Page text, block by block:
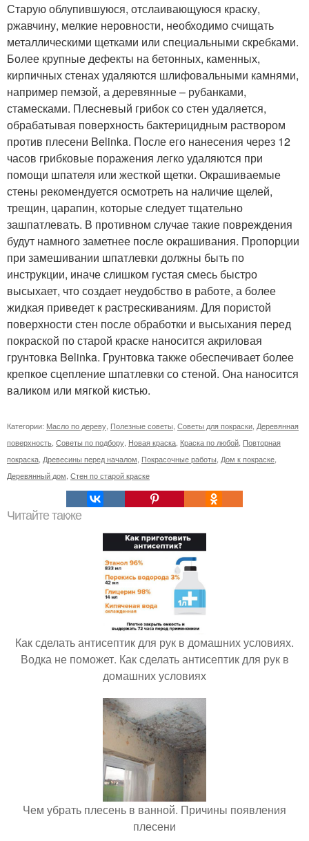
Старую облупившуюся, отслаивающуюся краску,
ржавчину, мелкие неровности, необходимо счищать
металлическими щетками или специальными скребками.
Более крупные дефекты на бетонных, каменных,
кирпичных стенах удаляются шлифовальными камнями,
например пемзой, а деревянные – рубанками,
стамесками. Плесневый грибок со стен удаляется,
обрабатывая поверхность бактерицидным раствором
против плесени Belinka. После его нанесения через 12
часов грибковые поражения легко удаляются при
помощи шпателя или жесткой щетки. Окрашиваемые
стены рекомендуется осмотреть на наличие щелей,
трещин, царапин, которые следует тщательно
зашпатлевать. В противном случае такие повреждения
будут намного заметнее после окрашивания. Пропорции
при замешивании шпатлевки должны быть по
инструкции, иначе слишком густая смесь быстро
высыхает, что создает неудобство в работе, а более
жидкая приведет к растрескиваниям. Для пористой
поверхности стен после обработки и высыхания перед
покраской по старой краске наносится акриловая
грунтовка Belinka. Грунтовка также обеспечивает более
крепкое сцепление шпатлевки со стеной. Она наносится
валиком или мягкой кистью.
Категории: Масло по дереву Полезные советы Советы для покраски Деревянная
поверхность Советы по подбору Новая краска Краска по любой Повторная
покраска Древесины перед началом Покрасочные работы Дом к покраске
Деревянный дом Стен по старой краске
Читайте также
Как сделать антисептик для рук в домашних условиях.
Водка не поможет. Как сделать антисептик для рук в
домашних условиях
Чем убрать плесень в ванной. Причины появления
плесени